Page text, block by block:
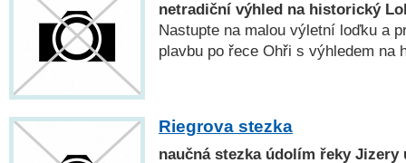
netradiční výhled na historický
Nastupte na malou výletní loďku a
plavbu po řece Ohři s výhledem na
Riegrova stezka
naučná stezka údolím řeky Jizery